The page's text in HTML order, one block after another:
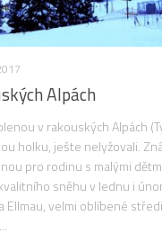
Alpách
v rakouských Alpách
holku, ješte nelyžovali.
pro rodinu s malými
sněhu v lednu i
Ellmau, velmi oblíbené